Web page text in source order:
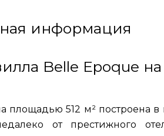
информация
Belle Epoque
площадью 512 м² построена
от престижного